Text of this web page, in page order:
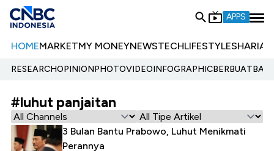
APPS
HOMEMARKETMY MONEYNEWSTECHLIFESTYLESHARIA
RESEARCHOPINIONPHOTOVIDEOINFOGRAPHIC
#luhut panjaitan
3 Bulan Bantu Prabowo, Luhut Menikmati
Perannya